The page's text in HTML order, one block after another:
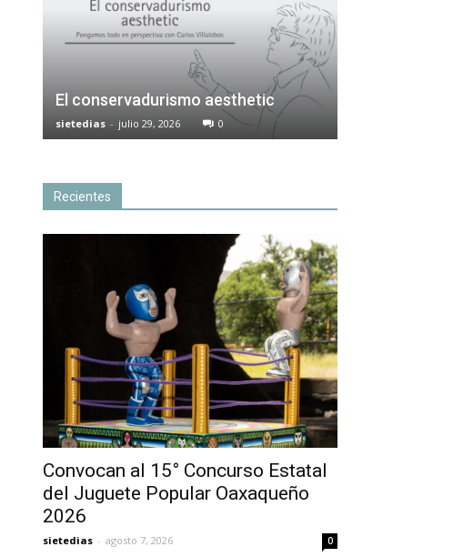
El conservadurismo aesthetic
sietedias - julio 29, 2026 0
Recientes
Convocan al 15° Concurso Estatal
del Juguete Popular Oaxaqueño
2026
sietedias - agosto 7, 2026 0